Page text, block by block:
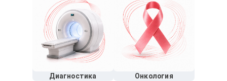
Диагностика Онкология